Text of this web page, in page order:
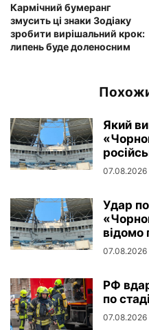
Кармічний бумеранг
змусить ці знаки Зодіаку
зробити вирішальний крок:
липень буде доленосним
Який
07.08.2026
Удар
відомо
07.08.2026
РФ
по
07.08.2026